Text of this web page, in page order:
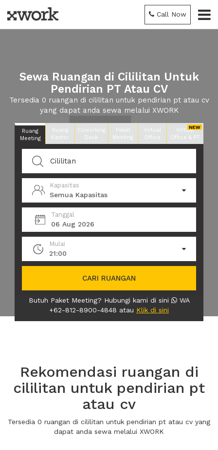
Call Now
Sewa Ruangan di Cililitan Untuk
Pendirian PT Atau CV
Tersedia 0 ruangan di cililitan untuk pendirian pt atau cv
yang dapat anda sewa melalui XWORK
Ruang
Meeting
Ruang
Kantor
Coworking
Desk
Paket
Meeting
Virtual
Office
Virtual
Office & PT
Kapasitas
Semua Kapasitas
Tanggal
06 Aug 2026
Mulai
21:00
CARI RUANGAN
Butuh Paket Meeting? Hubungi kami di sini
WA
+62-812-8900-4848 atau Klik di sini
Rekomendasi ruangan di
cililitan untuk pendirian pt
atau cv
Tersedia 0 ruangan di cililitan untuk pendirian pt atau cv yang
dapat anda sewa melalui XWORK